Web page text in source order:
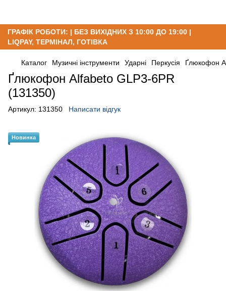
ГРАФІК РОБОТИ: | БЕЗ ВИХІДНИХ З 10:00 ДО 19:00 |
LIQPAY, ТЕРМІНАЛ, ГОТІВКА
Каталог Музичні інструменти Ударні Перкусія Ґлюкофон
Ґлюкофон Alfabeto GLP3-6PR
(131350)
Артикул: 131350 Написати відгук
Новинка